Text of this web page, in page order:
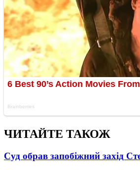
ЧИТАЙТЕ ТАКОЖ
Суд обрав запобіжний захід